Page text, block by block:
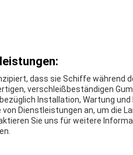
dass sie Schiffe während
verschleißbeständigen
Installation, Wartung
von Dienstleistungen an, um die
Sie uns für weitere